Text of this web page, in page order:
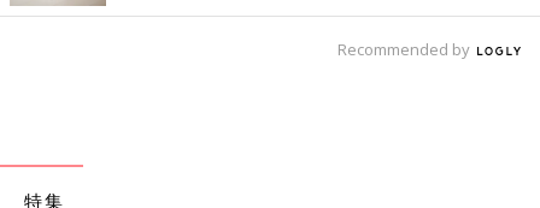
Recommended by
特集